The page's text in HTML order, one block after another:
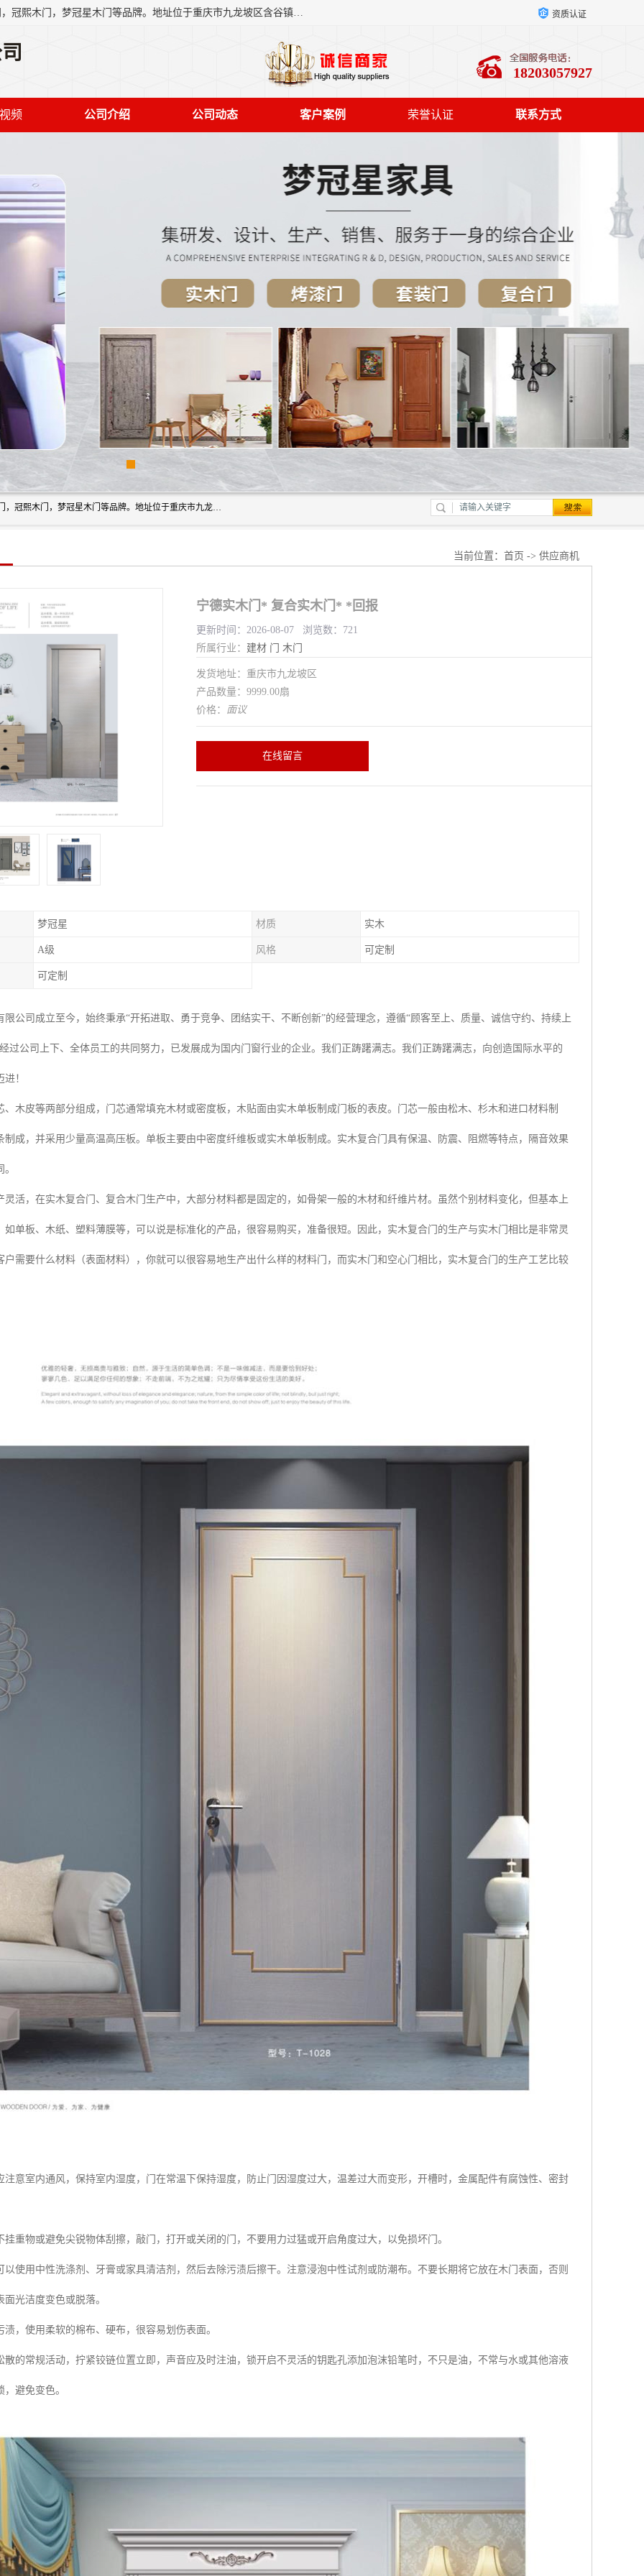
重庆梦冠星家具有限公司旗下有：紫阳高照木门，金佳帝木门，冠熙木门，梦冠星木门等品牌。地址位于重庆市九龙坡区含谷镇崇兴村7社，欢迎新老客户来访。 资质认证
18203057927
频 公司介绍 公司动态 客户案例 荣誉认证 联系方式
重庆梦冠星家具有限公司旗下有：紫阳高照木门，金佳帝木门，冠熙木门，梦冠星木门等品牌。地址位于重庆市九龙坡区含谷镇崇兴村7社，欢迎新老客户来访。
当前位置： 首页 -> 供应商机
宁德实木门* 复合实木门* *回报
更新时间：2026-08-07 浏览数：721
所属行业： 建材 门 木门
发货地址：重庆市九龙坡区
产品数量：9999.00扇
价格： 面议
在线留言
梦冠星 材质 实木
A级 风格 可定制
可定制
限公司成立至今，始终秉承“开拓进取、勇于竞争、团结实干、不断创新”的经营理念，遵循“顾客至上、质量、诚信守约、持续上
过公司上下、全体员工的共同努力，已发展成为国内门窗行业的企业。我们正踌躇满志。我们正踌躇满志，向创造国际水平的
！
、木皮等两部分组成，门芯通常填充木材或密度板，木贴面由实木单板制成门板的表皮。门芯一般由松木、杉木和进口材料制
制成，并采用少量高温高压板。单板主要由中密度纤维板或实木单板制成。实木复合门具有保温、防震、阻燃等特点，隔音效果
灵活，在实木复合门、复合木门生产中，大部分材料都是固定的，如骨架一般的木材和纤维片材。虽然个别材料变化，但基本上
如单板、木纸、塑料薄膜等，可以说是标准化的产品，很容易购买，准备很短。因此，实木复合门的生产与实木门相比是非常灵
户需要什么材料（表面材料），你就可以很容易地生产出什么样的材料门，而实木门和空心门相比，实木复合门的生产工艺比较
注意室内通风，保持室内湿度，门在常温下保持湿度，防止门因湿度过大，温差过大而变形，开槽时，金属配件有腐蚀性、密封
挂重物或避免尖锐物体刮擦，敲门，打开或关闭的门，不要用力过猛或开启角度过大，以免损坏门。
以使用中性洗涤剂、牙膏或家具清洁剂，然后去除污渍后擦干。注意浸泡中性试剂或防潮布。不要长期将它放在木门表面，否则
光洁度变色或脱落。
渍，使用柔软的棉布、硬布，很容易划伤表面。
散的常规活动，拧紧铰链位置立即，声音应及时注油，锁开启不灵活的钥匙孔添加泡沫铅笔时，不只是油，不常与水或其他溶液
避免变色。